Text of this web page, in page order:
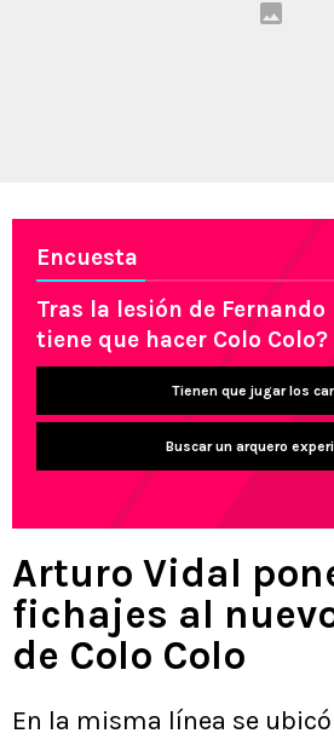
Encuesta
Tras la lesión de Fernando
tiene que hacer Colo Colo?
Tienen que jugar los
Buscar un arquero
Arturo Vidal
fichajes al
de Colo Colo
En la misma línea se